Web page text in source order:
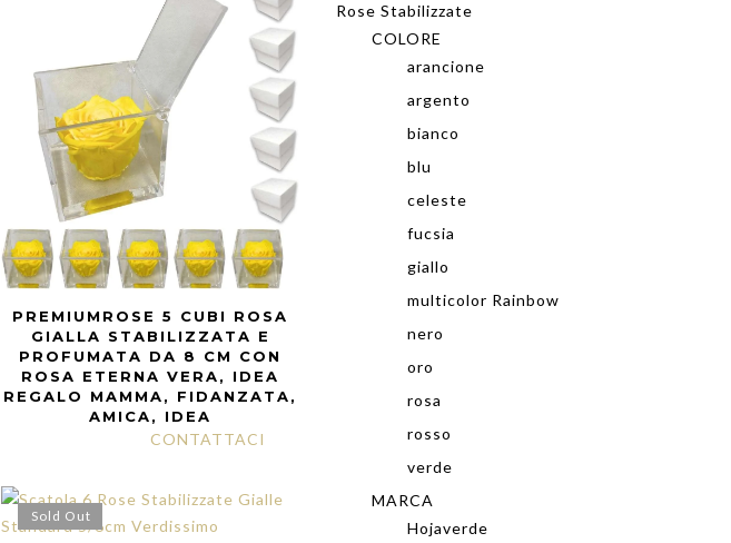
PREMIUMROSE 5 CUBI ROSA
GIALLA STABILIZZATA E
PROFUMATA DA 8 CM CON
ROSA ETERNA VERA, IDEA
REGALO MAMMA, FIDANZATA,
AMICA, IDEA
CONTATTACI
Sold Out
Rose Stabilizzate
COLORE
arancione
argento
bianco
blu
celeste
fucsia
giallo
multicolor Rainbow
nero
oro
rosa
rosso
verde
MARCA
Hojaverde